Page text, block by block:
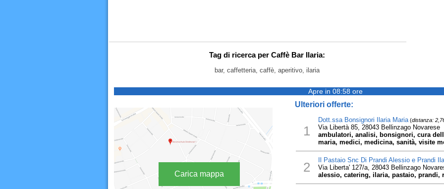
Tag di ricerca per Caffè Bar Ilaria:
bar, caffetteria, caffè, aperitivo, ilaria
Apre in 08:58 ore
Carica mappa
Ulteriori offerte:
1
Dott.ssa Bonsignori Ilaria Maria(distanza:
Via Libertà 85, 28043 Bellinzago Novarese
ambulatori, analisi, bonsignori, cura
maria, medici, medicina, sanità, visite
2
Il Pastaio Snc Di Prandi Alessio e Prandi
Via Liberta' 127/a, 28043 Bellinzago
alessio, catering, ilaria, pastaio, prandi,